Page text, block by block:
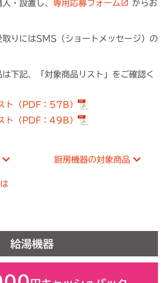
・設置し、 専用応募フォーム
からお
取りにはSMS（ショートメッセージ）の
下記、「対象商品リスト」をご確認く
ト（PDF：57B）
ト（PDF：49B）
厨房機器の対象商品
給湯機器